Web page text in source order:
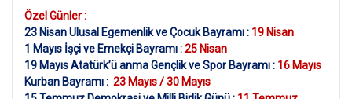
Özel Günler :
23 Nisan Ulusal Egemenlik ve Çocuk Bayramı : 19 Nisan
1 Mayıs İşçi ve Emekçi Bayramı :25 Nisan
19 Mayıs Atatürk’ü anma Gençlik ve Spor Bayramı : 16 Mayıs
Kurban Bayramı : 23 Mayıs / 30 Mayıs